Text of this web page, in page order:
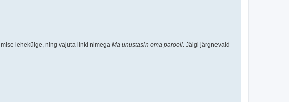
lehekülge, ning vajuta linki nimega Ma unustasin oma parooli . Jälgi järgnevaid